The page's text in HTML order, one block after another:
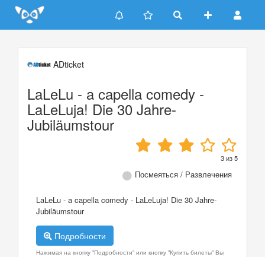
Update cookies preferences
ADticket
LaLeLu - a capella comedy -
LaLeLuja! Die 30 Jahre-
Jubiläumstour
3из5
Посмеяться / Развлечения
LaLeLu - a capella comedy - LaLeLuja! Die 30 Jahre-
Jubiläumstour
Подробности
Нажимая на кнопку "Подробности" или кнопку "Купить билеты" Вы